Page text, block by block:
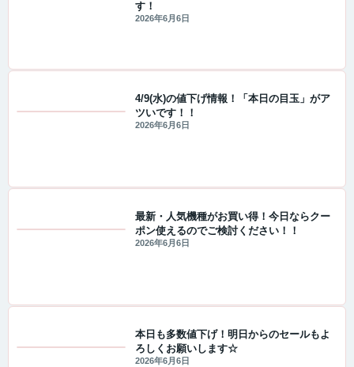
す！
2026年6月6日
4/9(水)の値下げ情報！「本日の目玉」がア
ツいです！！
2026年6月6日
最新・人気機種がお買い得！今日ならクー
ポン使えるのでご検討ください！！
2026年6月6日
本日も多数値下げ！明日からのセールもよ
ろしくお願いします☆
2026年6月6日